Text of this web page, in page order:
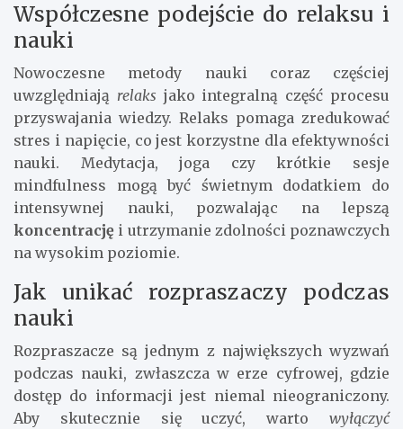
Współczesne podejście do relaksu i
nauki
Nowoczesne metody nauki coraz częściej
uwzględniają relaks jako integralną część procesu
przyswajania wiedzy. Relaks pomaga zredukować
stres i napięcie, co jest korzystne dla efektywności
nauki. Medytacja, joga czy krótkie sesje
mindfulness mogą być świetnym dodatkiem do
intensywnej nauki, pozwalając na lepszą
koncentrację i utrzymanie zdolności poznawczych
na wysokim poziomie.
Jak unikać rozpraszaczy podczas
nauki
Rozpraszacze są jednym z największych wyzwań
podczas nauki, zwłaszcza w erze cyfrowej, gdzie
dostęp do informacji jest niemal nieograniczony.
Aby skutecznie się uczyć, warto wyłączyć